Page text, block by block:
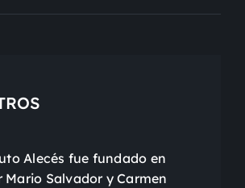
Alecés fue fundado en
Mario Salvador y Carmen